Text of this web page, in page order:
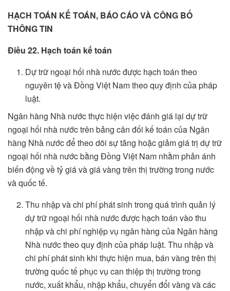
HẠCH TOÁN KẾ TOÁN, BÁO CÁO VÀ CÔNG BỐ
THÔNG TIN
Điều 22. Hạch toán kế toán
Dự trữ ngoại hối nhà nước được hạch toán theo
nguyên tệ và Đồng Việt Nam theo quy định của pháp
luật.
Ngân hàng Nhà nước thực hiện việc đánh giá lại dự trữ
ngoại hối nhà nước trên bảng cân đối kế toán của Ngân
hàng Nhà nước để theo dõi sự tăng hoặc giảm giá trị dự trữ
ngoại hối nhà nước bằng Đồng Việt Nam nhằm phản ánh
biến động về tỷ giá và giá vàng trên thị trường trong nước
và quốc tế.
Thu nhập và chi phí phát sinh trong quá trình quản lý
dự trữ ngoại hối nhà nước được hạch toán vào thu
nhập và chi phí nghiệp vụ ngân hàng của Ngân hàng
Nhà nước theo quy định của pháp luật. Thu nhập và
chi phí phát sinh khi thực hiện mua, bán vàng trên thị
trường quốc tế phục vụ can thiệp thị trường trong
nước, xuất khẩu, nhập khẩu, chuyển đổi vàng và các